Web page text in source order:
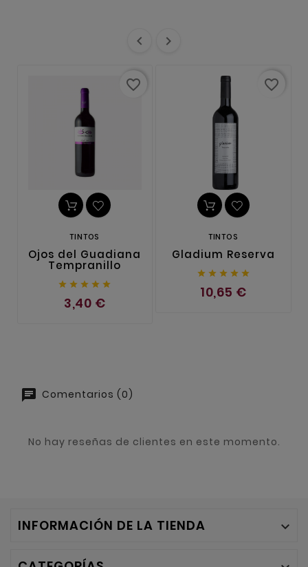
 
TINTOS
Ojos del Guadiana
Tempranillo
    
3,40 €
favorite_border
TINTOS
Gladium Reserva
    
10,65 €
favorite_border
Comentarios (0)
No hay reseñas de clientes en este momento.
INFORMACIÓN DE LA TIENDA 